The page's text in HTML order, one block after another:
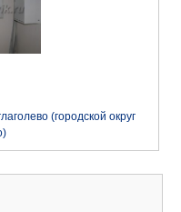
(городской округ